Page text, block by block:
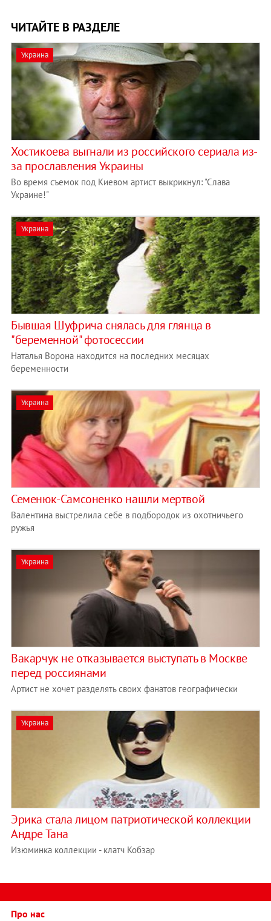
ЧИТАЙТЕ В РАЗДЕЛЕ
Украина
Хостикоева выгнали из российского сериала из-
за прославления Украины
Во время съемок под Киевом артист выкрикнул: "Слава
Украине!"
Украина
Бывшая Шуфрича снялась для глянца в
"беременной" фотосессии
Наталья Ворона находится на последних месяцах
беременности
Украина
Семенюк-Самсоненко нашли мертвой
Валентина выстрелила себе в подбородок из охотничьего
ружья
Украина
Вакарчук не отказывается выступать в Москве
перед россиянами
Артист не хочет разделять своих фанатов географически
Украина
Эрика стала лицом патриотической коллекции
Андре Тана
Изюминка коллекции - клатч Кобзар
Про нас